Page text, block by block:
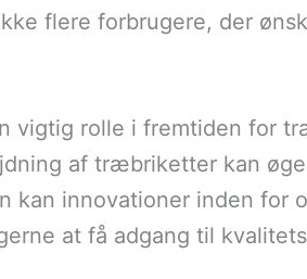
flere forbrugere, der
vigtig rolle i fremtiden for
af træbriketter kan
kan innovationer inden for
at få adgang til